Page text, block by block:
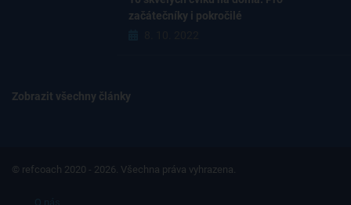
začátečníky i pokročilé
Zobrazit všechny články
© refcoach 2020 - 2026. Všechna práva vyhrazena.